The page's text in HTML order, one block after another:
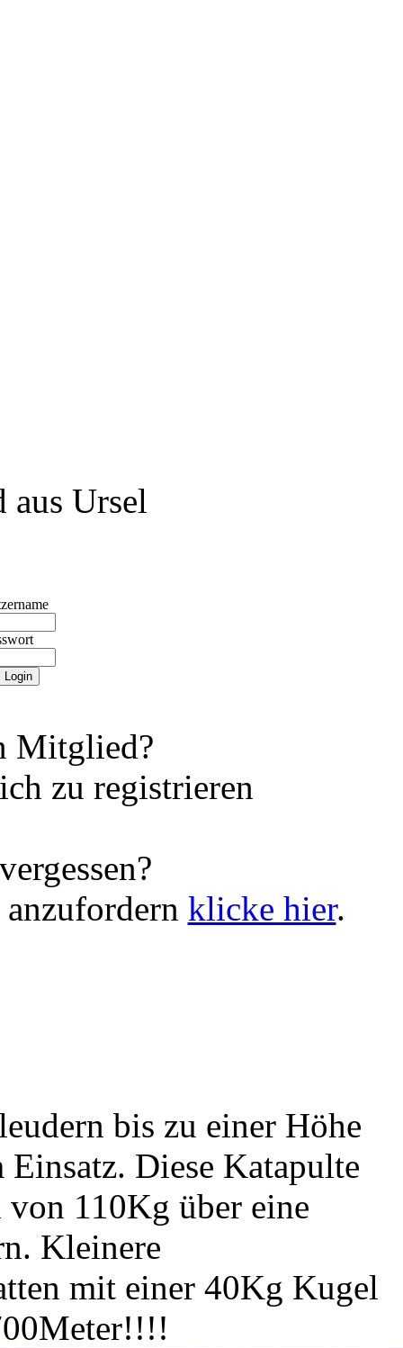
aus Ursel
Mitglied?
zu registrieren
klicke hier.
bis zu einer Höhe
Diese Katapulte
110Kg über eine
Kleinere
mit einer 40Kg Kugel